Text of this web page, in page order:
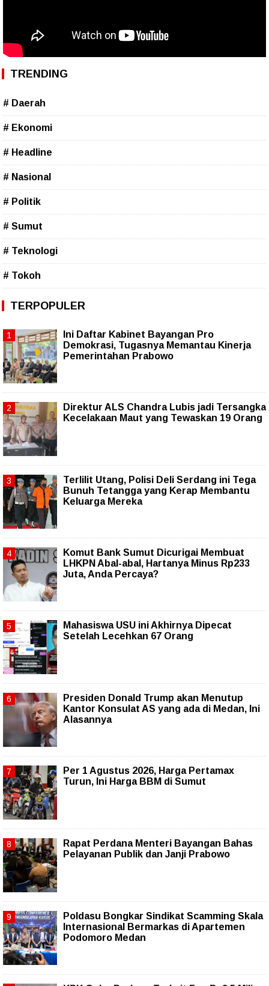
TRENDING
# Daerah
# Ekonomi
# Headline
# Nasional
# Politik
# Sumut
# Teknologi
# Tokoh
TERPOPULER
Ini Daftar Kabinet Bayangan Pro
Demokrasi, Tugasnya Memantau Kinerja
Pemerintahan Prabowo
Direktur ALS Chandra Lubis jadi Tersangka
Kecelakaan Maut yang Tewaskan 19 Orang
Terlilit Utang, Polisi Deli Serdang ini Tega
Bunuh Tetangga yang Kerap Membantu
Keluarga Mereka
Komut Bank Sumut Dicurigai Membuat
LHKPN Abal-abal, Hartanya Minus Rp233
Juta, Anda Percaya?
Mahasiswa USU ini Akhirnya Dipecat
Setelah Lecehkan 67 Orang
Presiden Donald Trump akan Menutup
Kantor Konsulat AS yang ada di Medan, Ini
Alasannya
Per 1 Agustus 2026, Harga Pertamax
Turun, Ini Harga BBM di Sumut
Rapat Perdana Menteri Bayangan Bahas
Pelayanan Publik dan Janji Prabowo
Poldasu Bongkar Sindikat Scamming Skala
Internasional Bermarkas di Apartemen
Podomoro Medan